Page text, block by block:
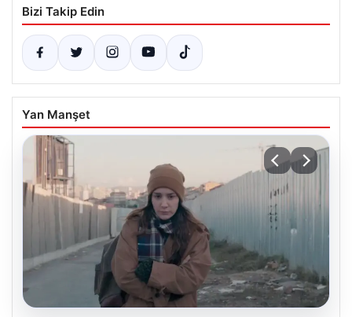
Bizi Takip Edin
Yan Manşet